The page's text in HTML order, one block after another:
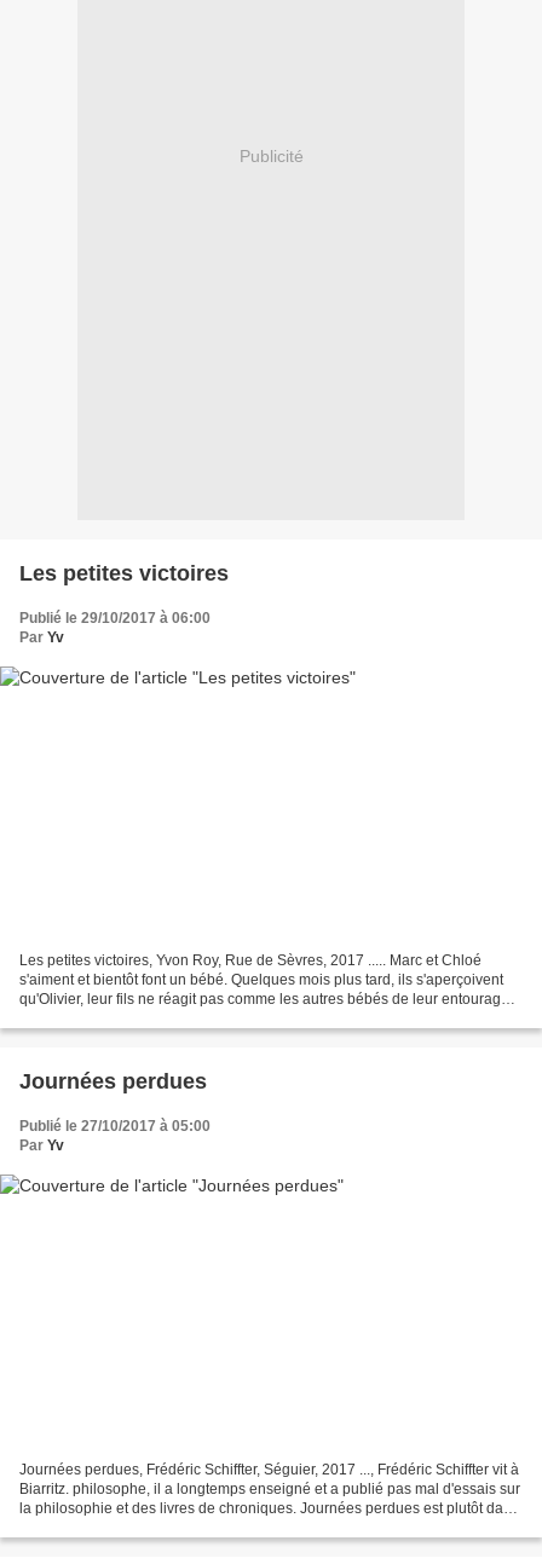
Publicité
Les petites victoires
Publié le 29/10/2017 à 06:00
Par Yv
Les petites victoires, Yvon Roy, Rue de Sèvres, 2017 ..... Marc et Chloé
s'aiment et bientôt font un bébé. Quelques mois plus tard, ils s'aperçoivent
qu'Olivier, leur fils ne réagit pas comme les autres bébés de leur entourage.
Journées perdues
Publié le 27/10/2017 à 05:00
Par Yv
Journées perdues, Frédéric Schiffter, Séguier, 2017 ..., Frédéric Schiffter vit à
Biarritz. philosophe, il a longtemps enseigné et a publié pas mal d'essais sur
la philosophie et des livres de chroniques. Journées perdues est plutôt dans